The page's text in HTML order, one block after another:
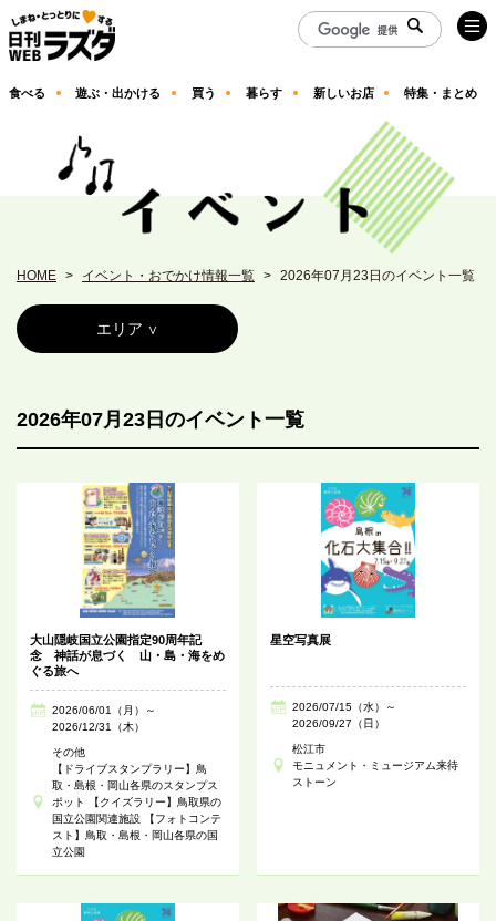
食べる 遊ぶ・出かける 買う 暮らす 新しいお店 特集・まとめ
HOME イベント・おでかけ情報一覧 2026年07月23日のイベント一覧
エリア
2026年07月23日のイベント一覧
大山隠岐国立公園指定90周年記
念 神話が息づく 山・島・海をめ
ぐる旅へ
2026/06/01（月）～
2026/12/31（木）
その他
【ドライブスタンプラリー】鳥
取・島根・岡山各県のスタンプス
ポット 【クイズラリー】鳥取県の
国立公園関連施設 【フォトコンテ
スト】鳥取・島根・岡山各県の国
立公園
星空写真展
2026/07/15（水）～
2026/09/27（日）
松江市
モニュメント・ミュージアム来待
ストーン